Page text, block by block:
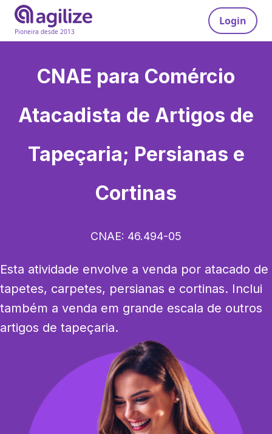
Pioneira desde 2013
Login
CNAE para Comércio
Atacadista de Artigos de
Tapeçaria; Persianas e
Cortinas
CNAE: 46.494-05
Esta atividade envolve a venda por atacado de
tapetes, carpetes, persianas e cortinas. Inclui
também a venda em grande escala de outros
artigos de tapeçaria.